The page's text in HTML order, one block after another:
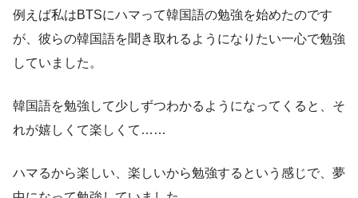
例えば私はBTSにハマって韓国語の勉強を始めたのです
が、彼らの韓国語を聞き取れるようになりたい一心で勉強
していました。
韓国語を勉強して少しずつわかるようになってくると、そ
れが嬉しくて楽しくて……
ハマるから楽しい、楽しいから勉強するという感じで、夢